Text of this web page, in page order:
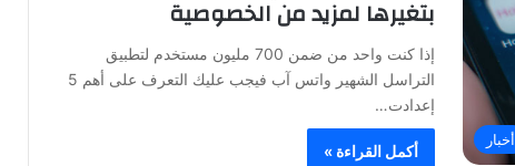
أخبار
بتغيرها لمزيد من الخصوصية
إذا كنت واحد من ضمن 700 مليون مستخدم لتطبيق
التراسل الشهير واتس آب فيجب عليك التعرف على أهم 5
إعدادت…
أكمل القراءة »